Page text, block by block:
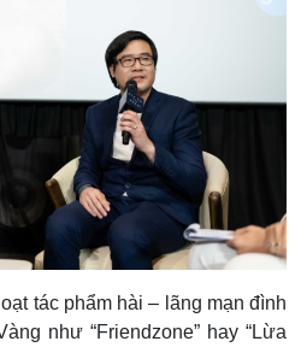
tác phẩm hài – lãng mạn đình
như “Friendzone” hay “Lừa